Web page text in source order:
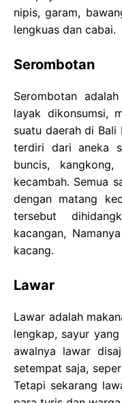
nipis, garam,
lengkuas dan cabai.
Serombotan
Serombotan
layak dikonsumsi,
suatu daerah di Bali
terdiri dari aneka
buncis,
kecambah. Semua
dengan matang
tersebut
kacangan,
kacang.
Lawar
Lawar adalah
lengkap, sayur
awalnya lawar
setempat saja,
Tetapi sekarang